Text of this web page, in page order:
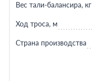
Вес тали-балансира, кг
Ход троса, м
Страна производства